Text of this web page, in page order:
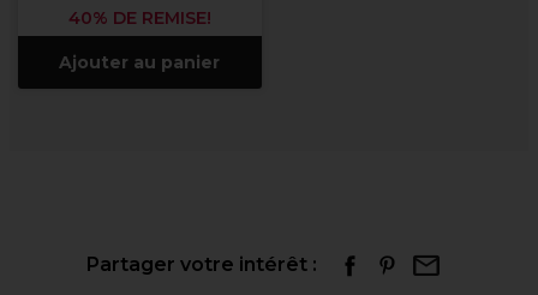
40% DE REMISE!
Ajouter au panier
Partager votre intérêt :